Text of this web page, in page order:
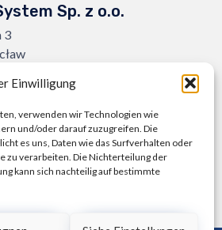
Einwilligung
verwenden wir Technologien wie
und/oder darauf zuzugreifen. Die
es uns, Daten wie das Surfverhalten oder
zu verarbeiten. Die Nichterteilung der
kann sich nachteilig auf bestimmte
Sp. z o.o.
3
81
20-96